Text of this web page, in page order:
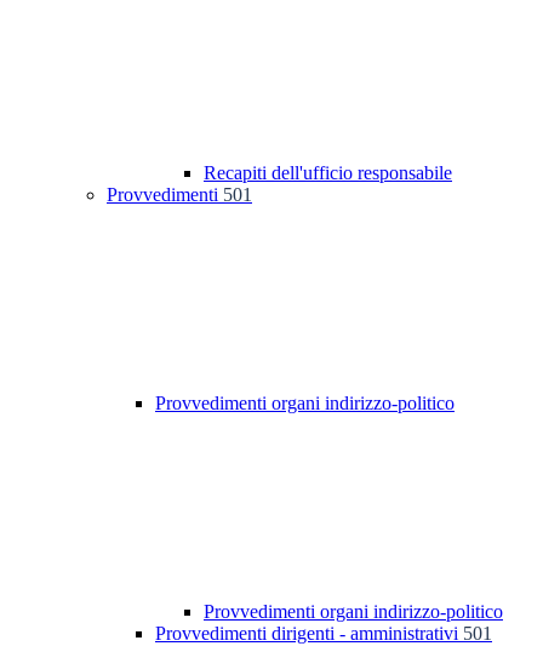
Recapiti dell'ufficio responsabile
Provvedimenti 501
Provvedimenti organi indirizzo-politico
Provvedimenti organi indirizzo-politico
Provvedimenti dirigenti - amministrativi 501